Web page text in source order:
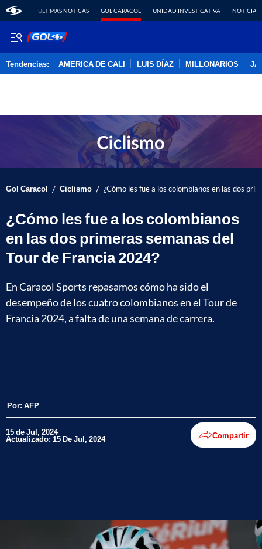
ÚLTIMAS NOTICAS GOL CARACOL UNIDAD INVESTIGATIVA NOTICIAS
Tendencias: AMERICA DE CALI LUIS DÍAZ MILLONARIOS
Gol Caracol / Ciclismo / ¿Cómo les fue a los colombianos en las dos
¿Cómo les fue a los colombianos
en las dos primeras semanas del
Tour de Francia 2024?
En Caracol Sports repasamos cómo ha sido el
desempeño de los cuatro colombianos en el Tour de
Francia 2024, a falta de una semana de carrera.
Por: AFP
15 de Jul, 2024
Actualizado: 15 De Jul, 2024 Compartir